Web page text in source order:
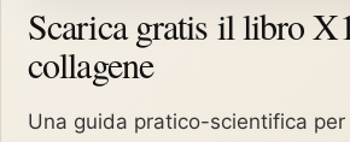
Scarica gratis il libro
collagene
Una guida pratico-scientifica per